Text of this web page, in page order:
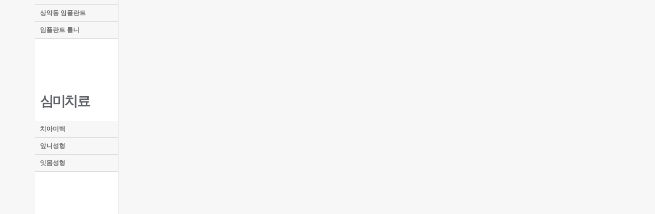
상악동 임플란트
임플란트 틀니
심미치료
치아미백
앞니성형
잇몸성형